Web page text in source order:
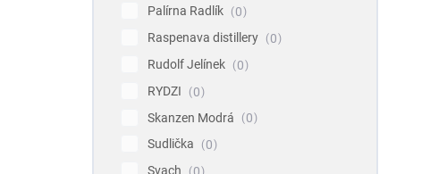
Palírna Radlík
0
Raspenava distillery
0
Rudolf Jelínek
0
RYDZI
0
Skanzen Modrá
0
Sudlička
0
Svach